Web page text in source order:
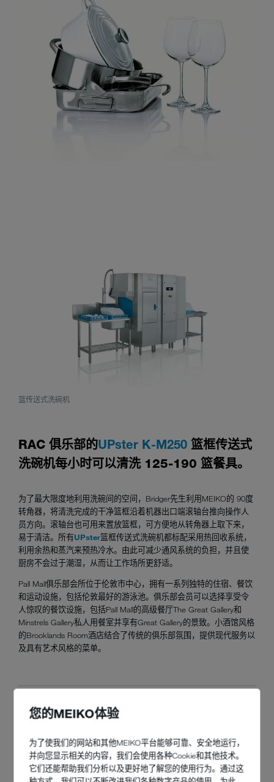
您的MEIKO体验
为了使我们的网站和其他MEIKO平台能够可靠、安全地运行，
并向您显示相关的内容，我们会使用各种Cookie和其他技术。
它们还能帮助我们分析以及更好地了解您的使用行为。通过这
篮传送式洗碗机
RAC 俱乐部的UPster K-M250 篮框传送式
洗碗机每小时可以清洗 125-190 篮餐具。
为了最大限度地利用洗碗间的空间，Bridger先生利用MEIKO的 90度
转角器，将清洗完成的干净篮框沿着机器出口端滚轴台推向操作人
员方向。滚轴台也可用来置放篮框，可方便地从转角器上取下来，
易于清洁。所有UPster篮框传送式洗碗机都标配采用热回收系统，
利用余热和蒸汽来预热冷水。由此可减少通风系统的负担，并且使
厨房不会过于潮湿，从而让工作场所更舒适。
Pall Mall俱乐部会所位于伦敦市中心，拥有一系列独特的住宿、餐饮
和运动设施，包括伦敦最好的游泳池。俱乐部会员可以选择享受令
人惊叹的餐饮设施，包括Pall Mall的高级餐厅The Great Gallery和
Minstrels Gallery私人用餐室并享有Great Gallery的景致。小酒馆风格
的Brooklands Room酒店结合了传统的俱乐部氛围，提供现代服务以
及具有艺术风格的菜单。